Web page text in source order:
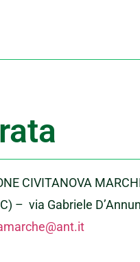
CIVITANOVA
– via Gabriele